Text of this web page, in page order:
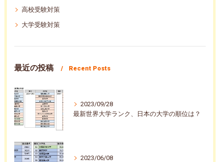
高校受験対策
大学受験対策
最近の投稿 Recent Posts
2023/09/28
最新世界大学ランク、日本の大学の順位は？
2023/06/08